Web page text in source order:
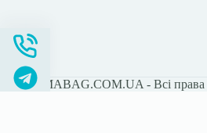
STOMABAG.COM.UA - Всі права